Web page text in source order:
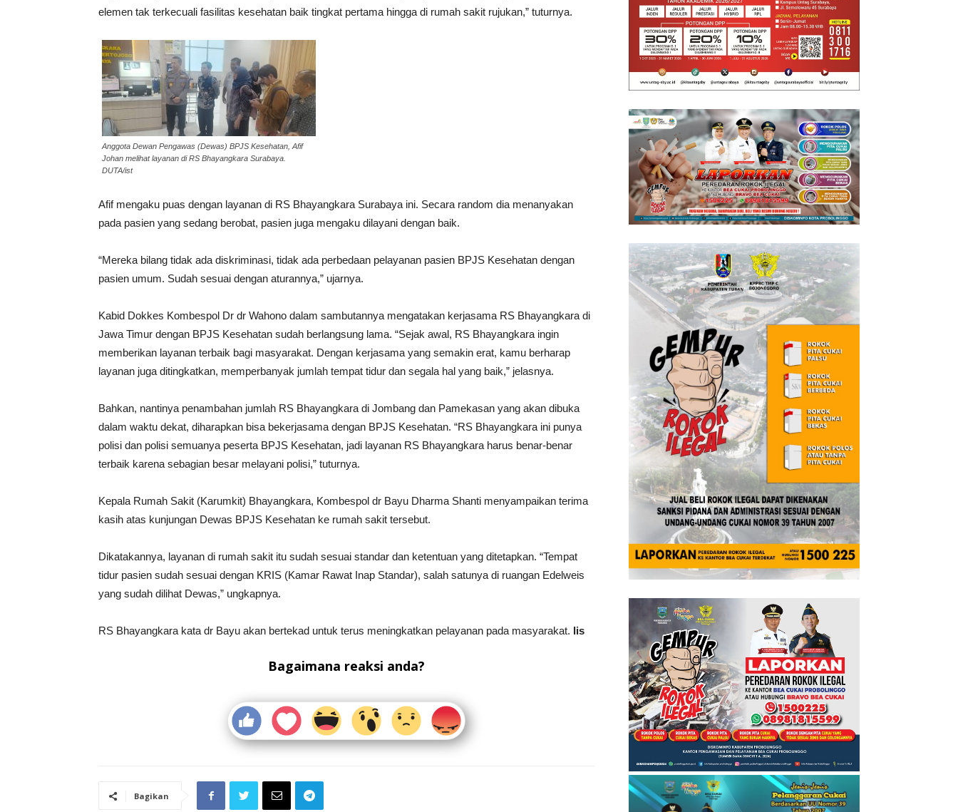
elemen tak terkecuali fasilitas kesehatan baik tingkat pertama hingga di rumah sakit rujukan,” tuturnya.
Anggota Dewan Pengawas (Dewas) BPJS Kesehatan, Afif
Johan melihat layanan di RS Bhayangkara Surabaya.
DUTA/ist
Afif mengaku puas dengan layanan di RS Bhayangkara Surabaya ini. Secara random dia menanyakan
pada pasien yang sedang berobat, pasien juga mengaku dilayani dengan baik.
“Mereka bilang tidak ada diskriminasi, tidak ada perbedaan pelayanan pasien BPJS Kesehatan dengan
pasien umum. Sudah sesuai dengan aturannya,” ujarnya.
Kabid Dokkes Kombespol Dr dr Wahono dalam sambutannya mengatakan kerjasama RS Bhayangkara di
Jawa Timur dengan BPJS Kesehatan sudah berlangsung lama. “Sejak awal, RS Bhayangkara ingin
memberikan layanan terbaik bagi masyarakat. Dengan kerjasama yang semakin erat, kamu berharap
layanan juga ditingkatkan, memperbanyak jumlah tempat tidur dan segala hal yang baik,” jelasnya.
Bahkan, nantinya penambahan jumlah RS Bhayangkara di Jombang dan Pamekasan yang akan dibuka
dalam waktu dekat, diharapkan bisa bekerjasama dengan BPJS Kesehatan. “RS Bhayangkara ini punya
polisi dan polisi semuanya peserta BPJS Kesehatan, jadi layanan RS Bhayangkara harus benar-benar
terbaik karena sebagian besar melayani polisi,” tuturnya.
Kepala Rumah Sakit (Karumkit) Bhayangkara, Kombespol dr Bayu Dharma Shanti menyampaikan terima
kasih atas kunjungan Dewas BPJS Kesehatan ke rumah sakit tersebut.
Dikatakannya, layanan di rumah sakit itu sudah sesuai standar dan ketentuan yang ditetapkan. “Tempat
tidur pasien sudah sesuai dengan KRIS (Kamar Rawat Inap Standar), salah satunya di ruangan Edelweis
yang sudah dilihat Dewas,” ungkapnya.
RS Bhayangkara kata dr Bayu akan bertekad untuk terus meningkatkan pelayanan pada masyarakat. lis
Bagaimana reaksi anda?
Bagikan